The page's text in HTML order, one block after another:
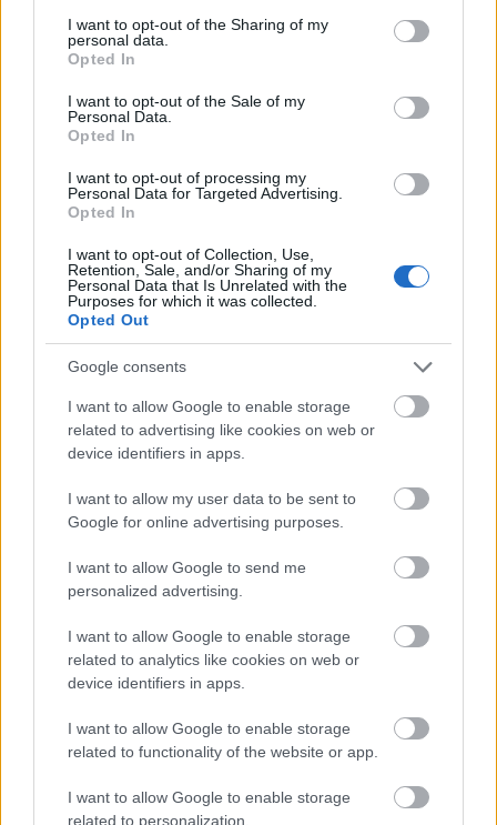
not limited to your visit or usage behaviour. You may click to
grant or deny consent to Google and its third-party tags to
use your data for below specified purposes in below Google
consent section.
I want to opt-out of the Sharing of my
personal data.
Opted In
I want to opt-out of the Sale of my
Personal Data.
Opted In
I want to opt-out of processing my
Personal Data for Targeted Advertising.
Opted In
I want to opt-out of Collection, Use,
Retention, Sale, and/or Sharing of my
Personal Data that Is Unrelated with the
Purposes for which it was collected.
Opted Out
Google consents
I want to allow Google to enable storage
related to advertising like cookies on web or
device identifiers in apps.
I want to allow my user data to be sent to
Google for online advertising purposes.
I want to allow Google to send me
personalized advertising.
I want to allow Google to enable storage
related to analytics like cookies on web or
device identifiers in apps.
I want to allow Google to enable storage
related to functionality of the website or app.
I want to allow Google to enable storage
related to personalization.